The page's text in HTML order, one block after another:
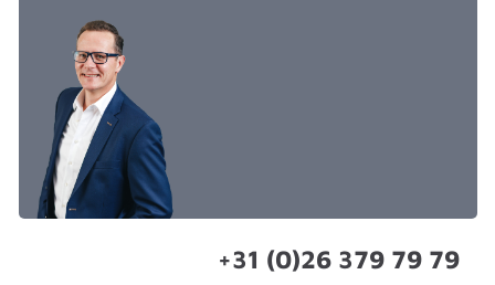
+31 (0)26 379 79 79